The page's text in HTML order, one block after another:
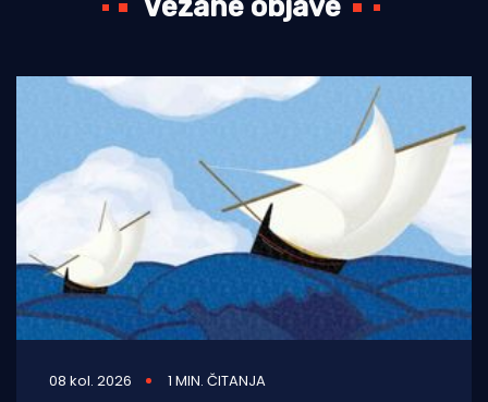
08 kol. 2026 1 MIN. ČITANJA